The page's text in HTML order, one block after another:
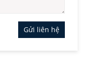
Gửi liên hệ